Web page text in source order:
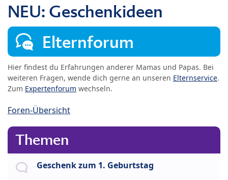
NEU: Geschenkideen
Elternforum
Hier findest du Erfahrungen anderer Mamas und Papas. Bei
weiteren Fragen, wende dich gerne an unseren Elternservice.
Zum Expertenforum wechseln.
Foren-Übersicht
Themen
Geschenk zum 1. Geburtstag